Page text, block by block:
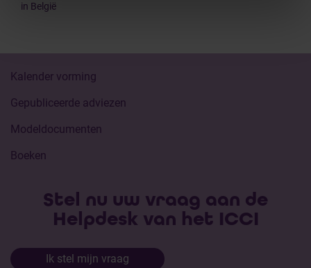
in België
Kalender vorming
Gepubliceerde adviezen
Modeldocumenten
Boeken
Stel nu uw vraag aan de
Helpdesk van het ICCI
Ik stel mijn vraag